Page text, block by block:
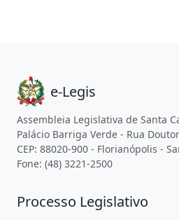
e-Legis
Assembleia Legislativa de Santa
Palácio Barriga Verde - Rua
CEP: 88020-900 - Florianópolis -
Fone: (48) 3221-2500
Processo Legislativo